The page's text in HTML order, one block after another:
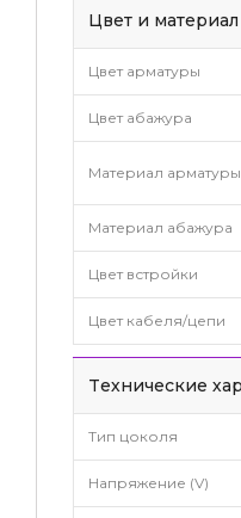
Цвет и материал
Цвет арматуры
Цвет абажура
Материал арматуры
Материал абажура
Цвет встройки
Цвет кабеля/цепи
Tехнические
Тип цоколя
Напряжение (V)